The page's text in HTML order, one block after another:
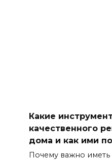
Какие
качественного
дома и как ими
Почему важно